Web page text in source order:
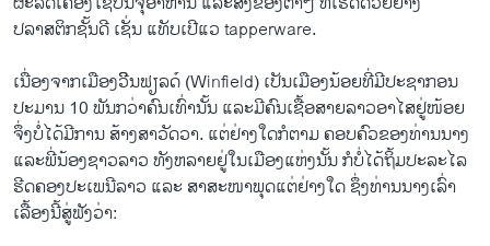
ປລາສຕິກຊັ້ນດີ ເຊັ່ນ ແທັບເປີແວ tapperware.
ເນື່ອງຈາກເມືອງວິີນຟຽລດ໌ (Winfield) ເປັນເມືອງນ້ອຍທີ່ມີປະຊາກອນ
ປະມານ 10 ພັນກວ່າຄົນເທົ່ານັ້ນ ແລະມີຄົນເຊື້ອສາຍລາວອາໄສຢູ່ໜ້ອຍ
ຈຶ່ງບໍ່ໄດ້ມີການ ສ້າງສາວັດວາ. ແຕ່ຢ່າງໃດກໍຕາມ ຄອບຄົວຂອງທ່ານນາງ
ແລະພີ່ນ້ອງຊາວລາວ ທັງຫລາຍຢູ່ໃນເມືອງແຫ່ງນັ້ນ ກໍບໍ່ໄດ້ຖິ້ມປະລະໄລ
ຮີດຄອງປະເພນີລາວ ແລະ ສາສະໜາພຸດແຕ່ຢ່າງໃດ ຊຶ່ງທ່ານນາງເລົ່າ
ເລື້ອງນີ້ສູ່ຟັງວ່າ: